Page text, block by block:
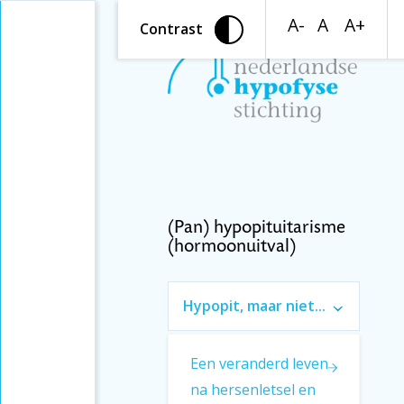
Contrast A- A A+
(Pan) hypopituitarisme
(hormoonuitval)
Hypopit, maar niet
(artikel)
Een veranderd leven
na hersenletsel en
Introductie